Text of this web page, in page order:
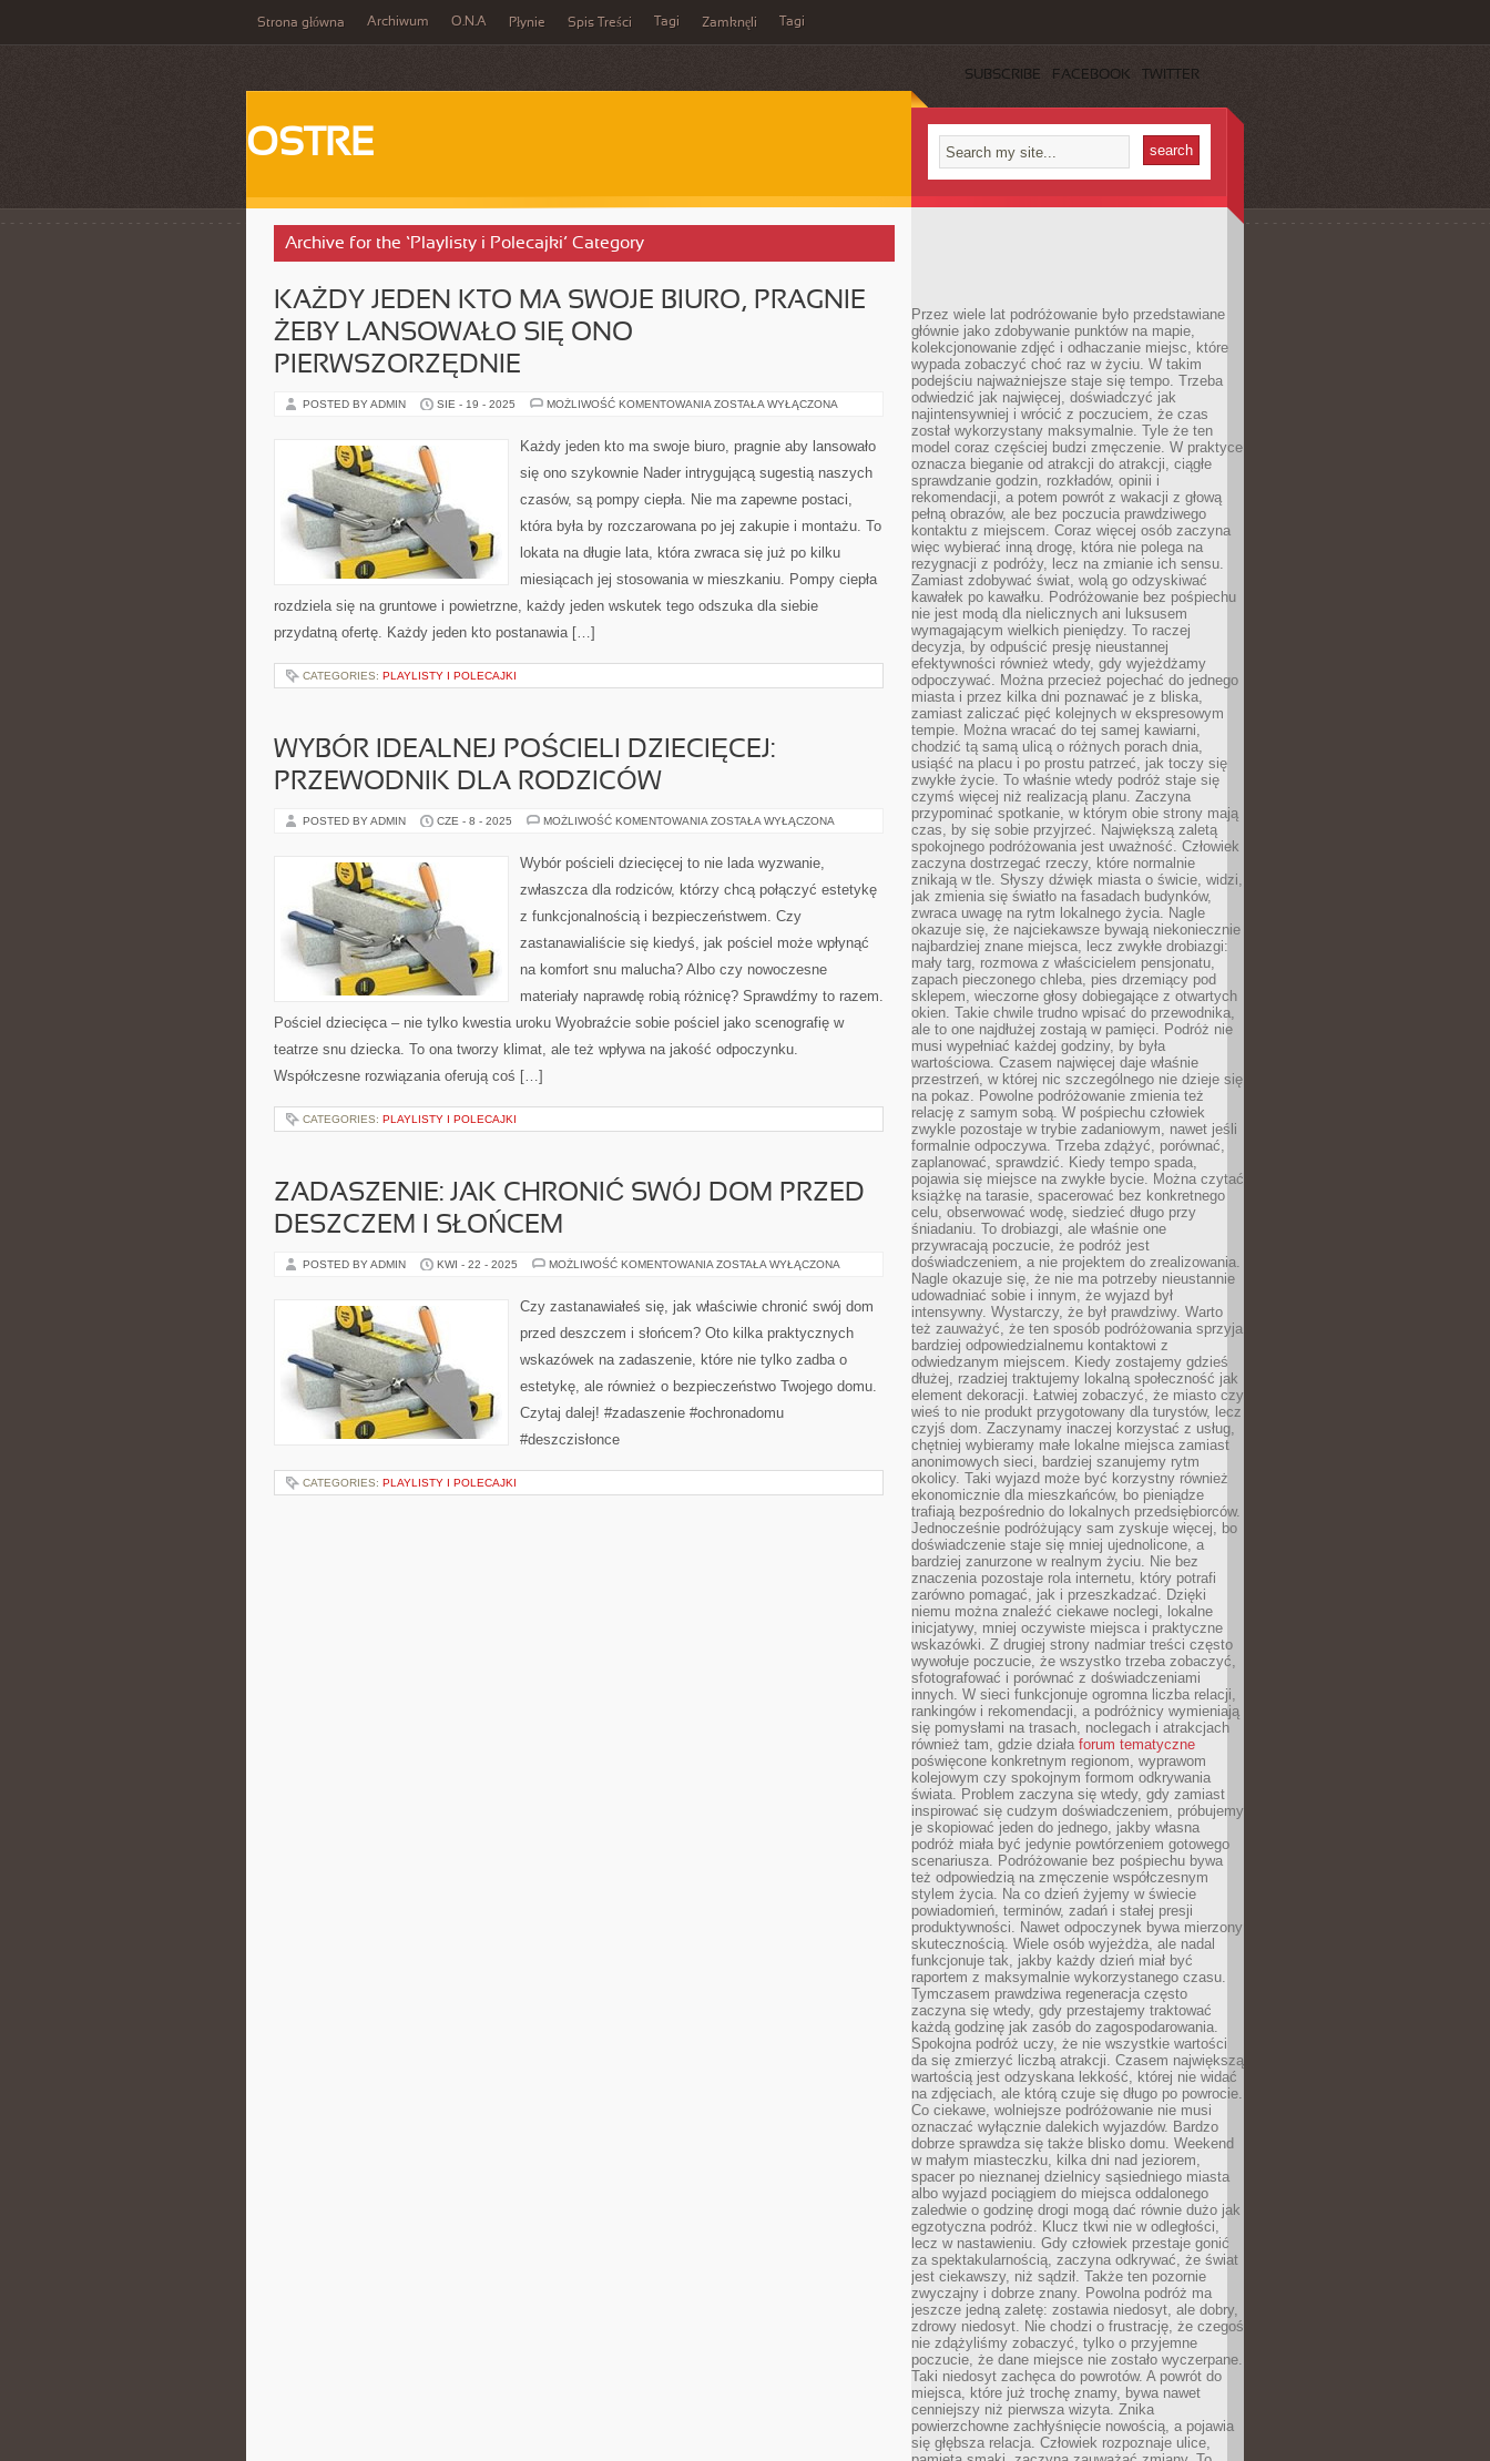
Strona główna Archiwum O.N.A Płynie Spis Treści Tagi Zamknęli Tagi
SUBSCRIBE FACEBOOK TWITTER
OSTRE
Archive for the ‘Playlisty i Polecajki’ Category
KAŻDY JEDEN KTO MA SWOJE BIURO, PRAGNIE
ŻEBY LANSOWAŁO SIĘ ONO
PIERWSZORZĘDNIE
POSTED BY ADMIN SIE - 19 - 2025 MOŻLIWOŚĆ KOMENTOWANIA KAŻDY
SWOJE
PRAGNIE
LANSOWAŁO
ONO
PIERWSZORZĘDNIE
ZOSTAŁA WYŁĄCZONA
Każdy jeden kto ma swoje biuro, pragnie aby lansowało
się ono szykownie Nader intrygującą sugestią naszych
czasów, są pompy ciepła. Nie ma zapewne postaci,
która była by rozczarowana po jej zakupie i montażu. To
lokata na długie lata, która zwraca się już po kilku
miesiącach jej stosowania w mieszkaniu. Pompy ciepła
rozdziela się na gruntowe i powietrzne, każdy jeden wskutek tego odszuka dla siebie
przydatną ofertę. Każdy jeden kto postanawia […]
CATEGORIES: PLAYLISTY I POLECAJKI
WYBÓR IDEALNEJ POŚCIELI DZIECIĘCEJ:
PRZEWODNIK DLA RODZICÓW
POSTED BY ADMIN CZE - 8 - 2025 MOŻLIWOŚĆ KOMENTOWANIA WYBÓR
DZIECIĘCEJ:
PRZEWODNIK
RODZICÓW
ZOSTAŁA WYŁĄCZONA
Wybór pościeli dziecięcej to nie lada wyzwanie,
zwłaszcza dla rodziców, którzy chcą połączyć estetykę
z funkcjonalnością i bezpieczeństwem. Czy
zastanawialiście się kiedyś, jak pościel może wpłynąć
na komfort snu malucha? Albo czy nowoczesne
materiały naprawdę robią różnicę? Sprawdźmy to razem.
Pościel dziecięca – nie tylko kwestia uroku Wyobraźcie sobie pościel jako scenografię w
teatrze snu dziecka. To ona tworzy klimat, ale też wpływa na jakość odpoczynku.
Współczesne rozwiązania oferują coś […]
CATEGORIES: PLAYLISTY I POLECAJKI
ZADASZENIE: JAK CHRONIĆ SWÓJ DOM PRZED
DESZCZEM I SŁOŃCEM
POSTED BY ADMIN KWI - 22 - 2025 MOŻLIWOŚĆ KOMENTOWANIA ZADASZENIE:
SWÓJ
DOM
DESZCZEM
SŁOŃCEM
ZOSTAŁA WYŁĄCZONA
Czy zastanawiałeś się, jak właściwie chronić swój dom
przed deszczem i słońcem? Oto kilka praktycznych
wskazówek na zadaszenie, które nie tylko zadba o
estetykę, ale również o bezpieczeństwo Twojego domu.
Czytaj dalej! #zadaszenie #ochronadomu
#deszczisłonce
CATEGORIES: PLAYLISTY I POLECAJKI
Przez wiele lat podróżowanie było przedstawiane
głównie jako zdobywanie punktów na mapie,
kolekcjonowanie zdjęć i odhaczanie miejsc, które
wypada zobaczyć choć raz w życiu. W takim
podejściu najważniejsze staje się tempo. Trzeba
odwiedzić jak najwięcej, doświadczyć jak
najintensywniej i wrócić z poczuciem, że czas
został wykorzystany maksymalnie. Tyle że ten
model coraz częściej budzi zmęczenie. W praktyce
oznacza bieganie od atrakcji do atrakcji, ciągłe
sprawdzanie godzin, rozkładów, opinii i
rekomendacji, a potem powrót z wakacji z głową
pełną obrazów, ale bez poczucia prawdziwego
kontaktu z miejscem. Coraz więcej osób zaczyna
więc wybierać inną drogę, która nie polega na
rezygnacji z podróży, lecz na zmianie ich sensu.
Zamiast zdobywać świat, wolą go odzyskiwać
kawałek po kawałku. Podróżowanie bez pośpiechu
nie jest modą dla nielicznych ani luksusem
wymagającym wielkich pieniędzy. To raczej
decyzja, by odpuścić presję nieustannej
efektywności również wtedy, gdy wyjeżdżamy
odpoczywać. Można przecież pojechać do jednego
miasta i przez kilka dni poznawać je z bliska,
zamiast zaliczać pięć kolejnych w ekspresowym
tempie. Można wracać do tej samej kawiarni,
chodzić tą samą ulicą o różnych porach dnia,
usiąść na placu i po prostu patrzeć, jak toczy się
zwykłe życie. To właśnie wtedy podróż staje się
czymś więcej niż realizacją planu. Zaczyna
przypominać spotkanie, w którym obie strony mają
czas, by się sobie przyjrzeć. Największą zaletą
spokojnego podróżowania jest uważność. Człowiek
zaczyna dostrzegać rzeczy, które normalnie
znikają w tle. Słyszy dźwięk miasta o świcie, widzi,
jak zmienia się światło na fasadach budynków,
zwraca uwagę na rytm lokalnego życia. Nagle
okazuje się, że najciekawsze bywają niekoniecznie
najbardziej znane miejsca, lecz zwykłe drobiazgi:
mały targ, rozmowa z właścicielem pensjonatu,
zapach pieczonego chleba, pies drzemiący pod
sklepem, wieczorne głosy dobiegające z otwartych
okien. Takie chwile trudno wpisać do przewodnika,
ale to one najdłużej zostają w pamięci. Podróż nie
musi wypełniać każdej godziny, by była
wartościowa. Czasem najwięcej daje właśnie
przestrzeń, w której nic szczególnego nie dzieje się
na pokaz. Powolne podróżowanie zmienia też
relację z samym sobą. W pośpiechu człowiek
zwykle pozostaje w trybie zadaniowym, nawet jeśli
formalnie odpoczywa. Trzeba zdążyć, porównać,
zaplanować, sprawdzić. Kiedy tempo spada,
pojawia się miejsce na zwykłe bycie. Można czytać
książkę na tarasie, spacerować bez konkretnego
celu, obserwować wodę, siedzieć długo przy
śniadaniu. To drobiazgi, ale właśnie one
przywracają poczucie, że podróż jest
doświadczeniem, a nie projektem do zrealizowania.
Nagle okazuje się, że nie ma potrzeby nieustannie
udowadniać sobie i innym, że wyjazd był
intensywny. Wystarczy, że był prawdziwy. Warto
też zauważyć, że ten sposób podróżowania sprzyja
bardziej odpowiedzialnemu kontaktowi z
odwiedzanym miejscem. Kiedy zostajemy gdzieś
dłużej, rzadziej traktujemy lokalną społeczność jak
element dekoracji. Łatwiej zobaczyć, że miasto czy
wieś to nie produkt przygotowany dla turystów, lecz
czyjś dom. Zaczynamy inaczej korzystać z usług,
chętniej wybieramy małe lokalne miejsca zamiast
anonimowych sieci, bardziej szanujemy rytm
okolicy. Taki wyjazd może być korzystny również
ekonomicznie dla mieszkańców, bo pieniądze
trafiają bezpośrednio do lokalnych przedsiębiorców.
Jednocześnie podróżujący sam zyskuje więcej, bo
doświadczenie staje się mniej ujednolicone, a
bardziej zanurzone w realnym życiu. Nie bez
znaczenia pozostaje rola internetu, który potrafi
zarówno pomagać, jak i przeszkadzać. Dzięki
niemu można znaleźć ciekawe noclegi, lokalne
inicjatywy, mniej oczywiste miejsca i praktyczne
wskazówki. Z drugiej strony nadmiar treści często
wywołuje poczucie, że wszystko trzeba zobaczyć,
sfotografować i porównać z doświadczeniami
innych. W sieci funkcjonuje ogromna liczba relacji,
rankingów i rekomendacji, a podróżnicy wymieniają
się pomysłami na trasach, noclegach i atrakcjach
również tam, gdzie działa forum tematyczne
poświęcone konkretnym regionom, wyprawom
kolejowym czy spokojnym formom odkrywania
świata. Problem zaczyna się wtedy, gdy zamiast
inspirować się cudzym doświadczeniem, próbujemy
je skopiować jeden do jednego, jakby własna
podróż miała być jedynie powtórzeniem gotowego
scenariusza. Podróżowanie bez pośpiechu bywa
też odpowiedzią na zmęczenie współczesnym
stylem życia. Na co dzień żyjemy w świecie
powiadomień, terminów, zadań i stałej presji
produktywności. Nawet odpoczynek bywa mierzony
skutecznością. Wiele osób wyjeżdża, ale nadal
funkcjonuje tak, jakby każdy dzień miał być
raportem z maksymalnie wykorzystanego czasu.
Tymczasem prawdziwa regeneracja często
zaczyna się wtedy, gdy przestajemy traktować
każdą godzinę jak zasób do zagospodarowania.
Spokojna podróż uczy, że nie wszystkie wartości
da się zmierzyć liczbą atrakcji. Czasem największą
wartością jest odzyskana lekkość, której nie widać
na zdjęciach, ale którą czuje się długo po powrocie.
Co ciekawe, wolniejsze podróżowanie nie musi
oznaczać wyłącznie dalekich wyjazdów. Bardzo
dobrze sprawdza się także blisko domu. Weekend
w małym miasteczku, kilka dni nad jeziorem,
spacer po nieznanej dzielnicy sąsiedniego miasta
albo wyjazd pociągiem do miejsca oddalonego
zaledwie o godzinę drogi mogą dać równie dużo jak
egzotyczna podróż. Klucz tkwi nie w odległości,
lecz w nastawieniu. Gdy człowiek przestaje gonić
za spektakularnością, zaczyna odkrywać, że świat
jest ciekawszy, niż sądził. Także ten pozornie
zwyczajny i dobrze znany. Powolna podróż ma
jeszcze jedną zaletę: zostawia niedosyt, ale dobry,
zdrowy niedosyt. Nie chodzi o frustrację, że czegoś
nie zdążyliśmy zobaczyć, tylko o przyjemne
poczucie, że dane miejsce nie zostało wyczerpane.
Taki niedosyt zachęca do powrotów. A powrót do
miejsca, które już trochę znamy, bywa nawet
cenniejszy niż pierwsza wizyta. Znika
powierzchowne zachłyśnięcie nowością, a pojawia
się głębsza relacja. Człowiek rozpoznaje ulice,